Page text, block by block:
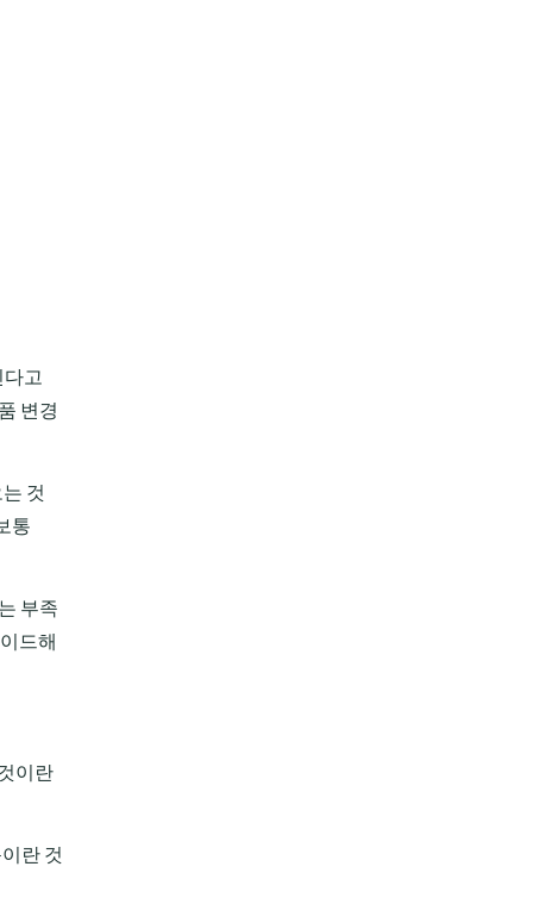
고
변경
것
통
부족
드해
이란
란 것